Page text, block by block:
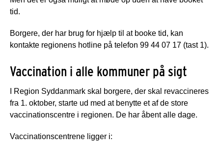
tid.
Borgere, der har brug for hjælp til at booke tid, kan
kontakte regionens hotline på telefon 99 44 07 17 (tast 1).
Vaccination i alle kommuner på sigt
I Region Syddanmark skal borgere, der skal revaccineres
fra 1. oktober, starte ud med at benytte et af de store
vaccinationscentre i regionen. De har åbent alle dage.
Vaccinationscentrene ligger i: